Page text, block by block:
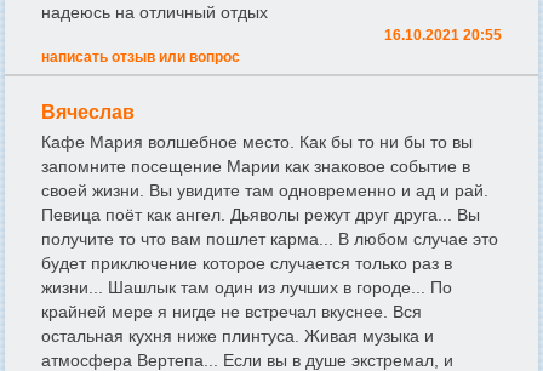
надеюсь на отличный отдых
16.10.2021 20:55
написать отзыв или вопрос
Вячеслав
Кафе Мария волшебное место. Как бы то ни бы то вы
запомните посещение Марии как знаковое событие в
своей жизни. Вы увидите там одновременно и ад и рай.
Певица поёт как ангел. Дьяволы режут друг друга... Вы
получите то что вам пошлет карма... В любом случае это
будет приключение которое случается только раз в
жизни... Шашлык там один из лучших в городе... По
крайней мере я нигде не встречал вкуснее. Вся
остальная кухня ниже плинтуса. Живая музыка и
атмосфера Вертепа... Если вы в душе экстремал, и